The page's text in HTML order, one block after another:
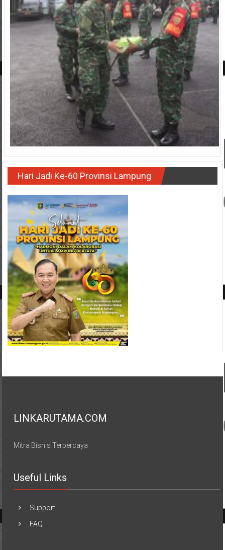
Hari Jadi Ke-60 Provinsi Lampung
LINKARUTAMA.COM
Mitra Bisnis Terpercaya
Useful Links
Support
FAQ